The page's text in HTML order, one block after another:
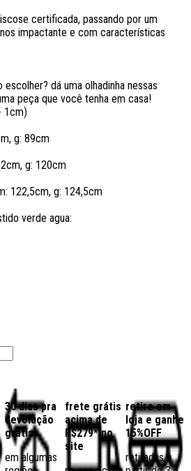
certificada, passando por um
impactante e com características
dá uma olhadinha nessas
peça que você tenha em casa!
1cm)
g: 89cm
g: 120cm
122,5cm, g: 124,5cm
verde agua:
30 dias pra
devolução
grátis
em algumas
frete grátis
acima de
R$279* no
site
retire em
loja e ganhe
15%OFF
retiradas a